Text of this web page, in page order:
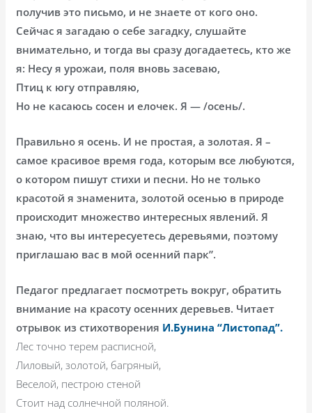
получив это письмо, и не знаете от кого оно.
Сейчас я загадаю о себе загадку, слушайте
внимательно, и тогда вы сразу догадаетесь, кто же
я: Несу я урожаи, поля вновь засеваю,
Птиц к югу отправляю,
Но не касаюсь сосен и елочек. Я — /осень/.
Правильно я осень. И не простая, а золотая. Я –
самое красивое время года, которым все любуются,
о котором пишут стихи и песни. Но не только
красотой я знаменита, золотой осенью в природе
происходит множество интересных явлений. Я
знаю, что вы интересуетесь деревьями, поэтому
приглашаю вас в мой осенний парк”.
Педагог предлагает посмотреть вокруг, обратить
внимание на красоту осенних деревьев. Читает
отрывок из стихотворения И.Бунина “Листопад”.
Лес точно терем расписной,
Лиловый, золотой, багряный,
Веселой, пестрою стеной
Стоит над солнечной поляной.